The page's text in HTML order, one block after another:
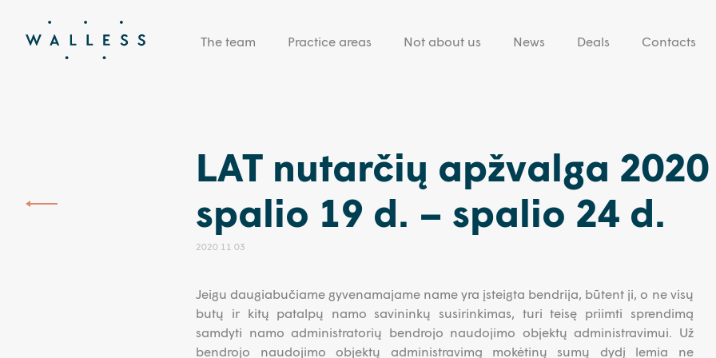
The team Practice areas Not about us News Deals Contacts
LAT nutarčių apžvalga
spalio 19 d. – spalio 24 d.
2020 11 03
Jeigu daugiabučiame gyvenamajame name yra įsteigta bendrija, būtent ji, o ne visų
butų ir kitų patalpų namo savininkų susirinkimas, turi teisę priimti sprendimą
samdyti namo administratorių bendrojo naudojimo objektų administravimui. Už
bendrojo naudojimo objektų administravimą mokėtinų sumų dydį lemia ne